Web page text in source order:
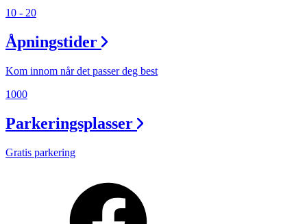
10 - 20
Åpningstider
Kom innom når det passer deg best
1000
Parkeringsplasser
Gratis parkering